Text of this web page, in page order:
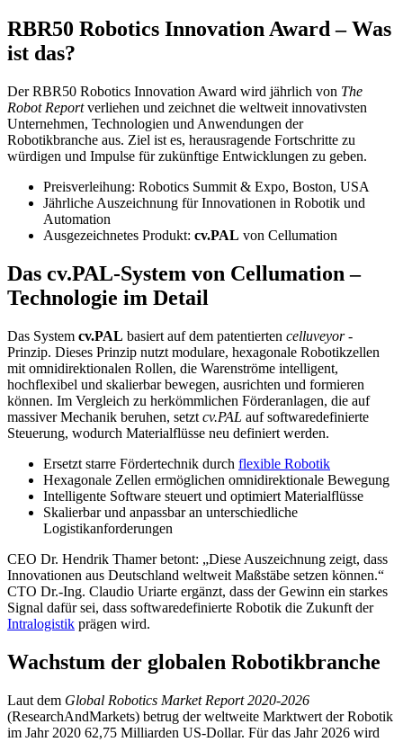
RBR50 Robotics Innovation Award – Was
ist das?
Der RBR50 Robotics Innovation Award wird jährlich von The
Robot Reportverliehen und zeichnet die weltweit innovativsten
Unternehmen, Technologien und Anwendungen der
Robotikbranche aus. Ziel ist es, herausragende Fortschritte zu
würdigen und Impulse für zukünftige Entwicklungen zu geben.
Preisverleihung: Robotics Summit & Expo, Boston, USA
Jährliche Auszeichnung für Innovationen in Robotik und
Automation
Ausgezeichnetes Produkt: cv.PAL von Cellumation
Das cv.PAL-System von Cellumation –
Technologie im Detail
Das System cv.PAL basiert auf dem patentierten celluveyor-
Prinzip. Dieses Prinzip nutzt modulare, hexagonale Robotikzellen
mit omnidirektionalen Rollen, die Warenströme intelligent,
hochflexibel und skalierbar bewegen, ausrichten und formieren
können. Im Vergleich zu herkömmlichen Förderanlagen, die auf
massiver Mechanik beruhen, setzt cv.PAL auf softwaredefinierte
Steuerung, wodurch Materialflüsse neu definiert werden.
Ersetzt starre Fördertechnik durch flexible Robotik
Hexagonale Zellen ermöglichen omnidirektionale Bewegung
Intelligente Software steuert und optimiert Materialflüsse
Skalierbar und anpassbar an unterschiedliche
Logistikanforderungen
CEO Dr. Hendrik Thamer betont: „Diese Auszeichnung zeigt, dass
Innovationen aus Deutschland weltweit Maßstäbe setzen können.“
CTO Dr.-Ing. Claudio Uriarte ergänzt, dass der Gewinn ein starkes
Signal dafür sei, dass softwaredefinierte Robotik die Zukunft der
Intralogistik prägen wird.
Wachstum der globalen Robotikbranche
Laut dem Global Robotics Market Report 2020-2026
(ResearchAndMarkets) betrug der weltweite Marktwert der Robotik
im Jahr 2020 62,75 Milliarden US-Dollar. Für das Jahr 2026 wird